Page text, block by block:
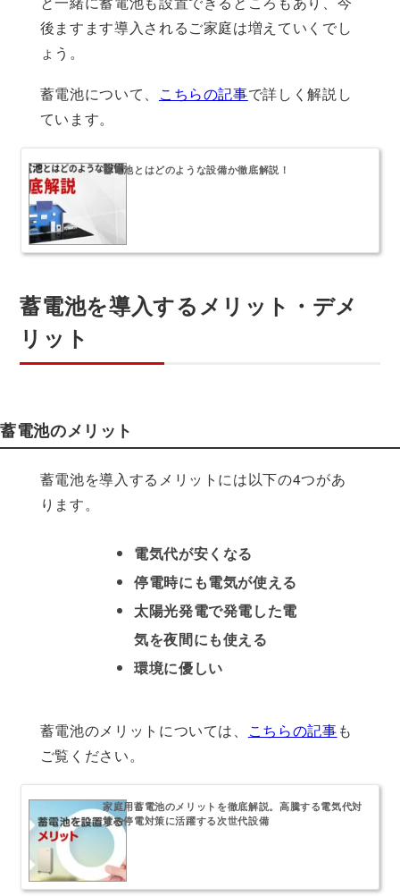
後ますます導入されるご家庭は増えていくでし
ょう。
蓄電池について、 こちらの記事で詳しく解説し
ています。
蓄電池とはどのような設備か徹底解説！
蓄電池を導入するメリット・デメ
リット
蓄電池のメリット
蓄電池を導入するメリットには以下の4つがあ
ります。
電気代が安くなる
停電時にも電気が使える
太陽光発電で発電した電
気を夜間にも使える
環境に優しい
蓄電池のメリットについては、 こちらの記事も
ご覧ください。
家庭用蓄電池のメリットを徹底解説。高騰する電気代対
策や停電対策に活躍する次世代設備